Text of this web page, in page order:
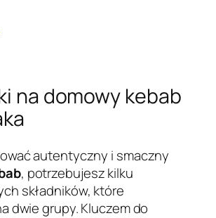
na domowy kebab
autentyczny i smaczny
, potrzebujesz kilku
składników, które
dwie grupy. Kluczem do